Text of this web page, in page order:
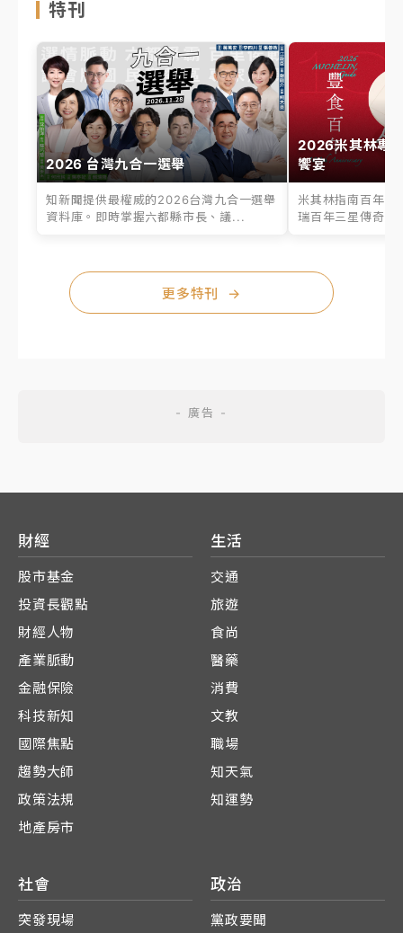
特刊
2026 台灣九合一選舉
知新聞提供最權威的2026台灣九合一選舉
資料庫。即時掌握六都縣市長、議...
2026米其林專
饗宴
米其林指南百年之
瑞百年三星傳奇、
更多特刊 →
財經
股市基金
投資長觀點
財經人物
產業脈動
金融保險
科技新知
國際焦點
趨勢大師
政策法規
地產房市
生活
交通
旅遊
食尚
醫藥
消費
文教
職場
知天氣
知運勢
社會
突發現場
政治
黨政要聞